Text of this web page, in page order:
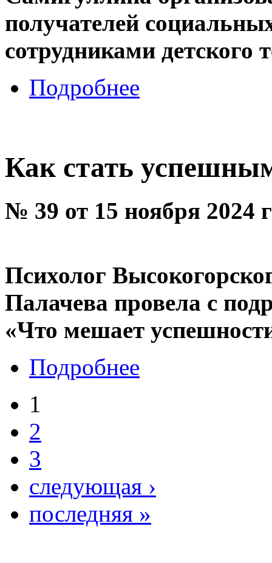
получателей
сотрудниками
Подробнее
Как стать
№ 39 от 15 ноября 2024
Психолог
Палачева провела с
«Что мешает
Подробнее
1
2
3
следующая ›
последняя »